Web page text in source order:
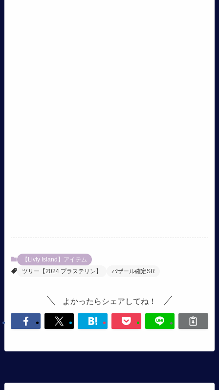
【Livly Island】アイテム
ツリー【2024:プラステリン】
バザール確定SR
よかったらシェアしてね！